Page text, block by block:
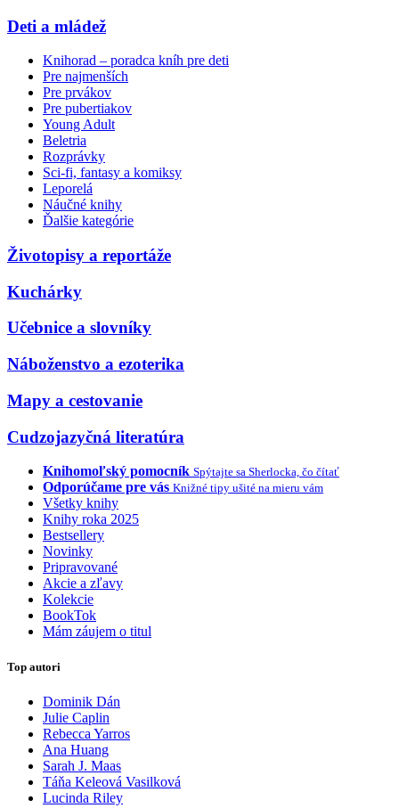
Deti a mládež
Knihorad – poradca kníh pre deti
Pre najmenších
Pre prvákov
Pre pubertiakov
Young Adult
Beletria
Rozprávky
Sci-fi, fantasy a komiksy
Leporelá
Náučné knihy
Ďalšie kategórie
Životopisy a reportáže
Kuchárky
Učebnice a slovníky
Náboženstvo a ezoterika
Mapy a cestovanie
Cudzojazyčná literatúra
Knihomoľský pomocník Spýtajte sa Sherlocka, čo čítať
Odporúčame pre vás Knižné tipy ušité na mieru vám
Všetky knihy
Knihy roka 2025
Bestsellery
Novinky
Pripravované
Akcie a zľavy
Kolekcie
BookTok
Mám záujem o titul
Top autori
Dominik Dán
Julie Caplin
Rebecca Yarros
Ana Huang
Sarah J. Maas
Táňa Keleová Vasilková
Lucinda Riley